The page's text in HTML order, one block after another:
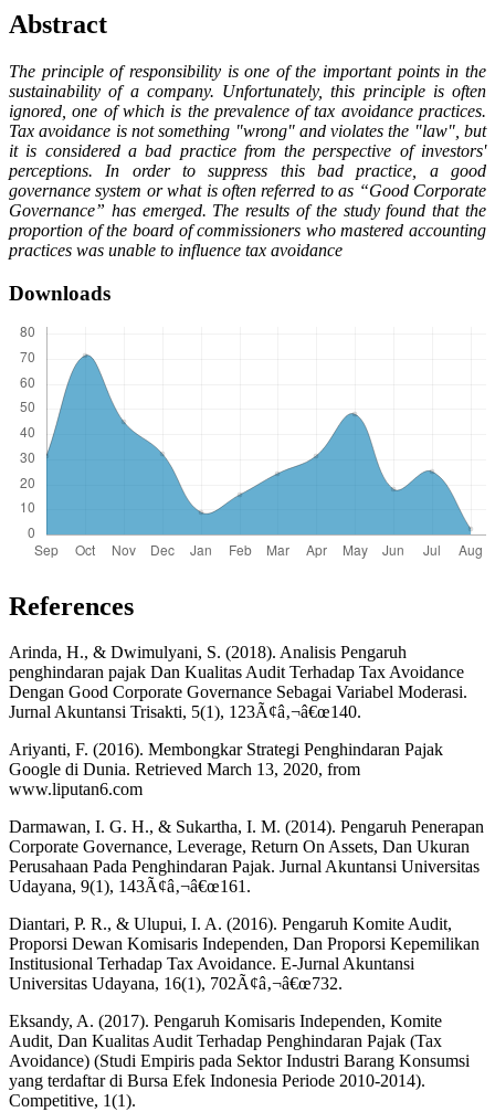
Abstract
The principle of responsibility is one of the important points in the
sustainability of a company. Unfortunately, this principle is often
ignored, one of which is the prevalence of tax avoidance practices.
Tax avoidance is not something "wrong" and violates the "law", but
it is considered a bad practice from the perspective of investors'
perceptions. In order to suppress this bad practice, a good
governance system or what is often referred to as “Good Corporate
Governance” has emerged. The results of the study found that the
proportion of the board of commissioners who mastered accounting
practices was unable to influence tax avoidance
Downloads
References
Arinda, H., & Dwimulyani, S. (2018). Analisis Pengaruh
penghindaran pajak Dan Kualitas Audit Terhadap Tax Avoidance
Dengan Good Corporate Governance Sebagai Variabel Moderasi.
Jurnal Akuntansi Trisakti, 5(1), 123Ã¢â‚¬â€œ140.
Ariyanti, F. (2016). Membongkar Strategi Penghindaran Pajak
Google di Dunia. Retrieved March 13, 2020, from
www.liputan6.com
Darmawan, I. G. H., & Sukartha, I. M. (2014). Pengaruh Penerapan
Corporate Governance, Leverage, Return On Assets, Dan Ukuran
Perusahaan Pada Penghindaran Pajak. Jurnal Akuntansi Universitas
Udayana, 9(1), 143Ã¢â‚¬â€œ161.
Diantari, P. R., & Ulupui, I. A. (2016). Pengaruh Komite Audit,
Proporsi Dewan Komisaris Independen, Dan Proporsi Kepemilikan
Institusional Terhadap Tax Avoidance. E-Jurnal Akuntansi
Universitas Udayana, 16(1), 702Ã¢â‚¬â€œ732.
Eksandy, A. (2017). Pengaruh Komisaris Independen, Komite
Audit, Dan Kualitas Audit Terhadap Penghindaran Pajak (Tax
Avoidance) (Studi Empiris pada Sektor Industri Barang Konsumsi
yang terdaftar di Bursa Efek Indonesia Periode 2010-2014).
Competitive, 1(1).